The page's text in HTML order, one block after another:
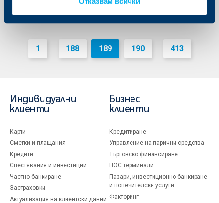
1 ... 188 189 190 ... 413
Индивидуални
клиенти
Карти
Сметки и плащания
Кредити
Спестявания и инвестиции
Частно банкиране
Застраховки
Актуализация на клиентски данни
Бизнес
клиенти
Кредитиране
Управление на парични средства
Търговско финансиране
ПОС терминали
Пазари, инвестиционно банкиране
и попечителски услуги
Факторинг